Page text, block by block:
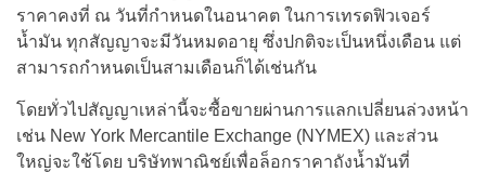
ราคาคงที่ ณ วันที่กำหนดในอนาคต ในการเทรดฟิวเจอร์
น้ำมัน ทุกสัญญาจะมีวันหมดอายุ ซึ่งปกติจะเป็นหนึ่งเดือน แต่
สามารถกำหนดเป็นสามเดือนก็ได้เช่นกัน
โดยทั่วไปสัญญาเหล่านี้จะซื้อขายผ่านการแลกเปลี่ยนล่วงหน้า
เช่น New York Mercantile Exchange (NYMEX) และส่วน
ใหญ่จะใช้โดย บริษัทพาณิชย์เพื่อล็อกราคาถังน้ำมันที่